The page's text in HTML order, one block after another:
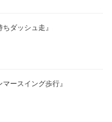
ダッシュ走』
ースイング歩行』